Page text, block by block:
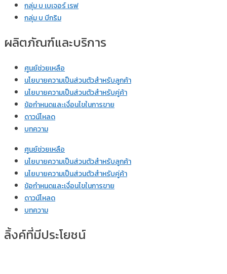
กลุ่ม บ เบเจอร์ เรฟ
กลุ่ม บ บีกริม
ผลิตภัณฑ์และบริการ
ศูนย์ช่วยเหลือ
นโยบายความเป็นส่วนตัวสำหรับลูกค้า
นโยบายความเป็นส่วนตัวสำหรับคู่ค้า
ข้อกำหนดและเงื่อนไขในการขาย
ดาวน์โหลด
บทความ
ศูนย์ช่วยเหลือ
นโยบายความเป็นส่วนตัวสำหรับลูกค้า
นโยบายความเป็นส่วนตัวสำหรับคู่ค้า
ข้อกำหนดและเงื่อนไขในการขาย
ดาวน์โหลด
บทความ
ลิ้งค์ที่มีประโยชน์